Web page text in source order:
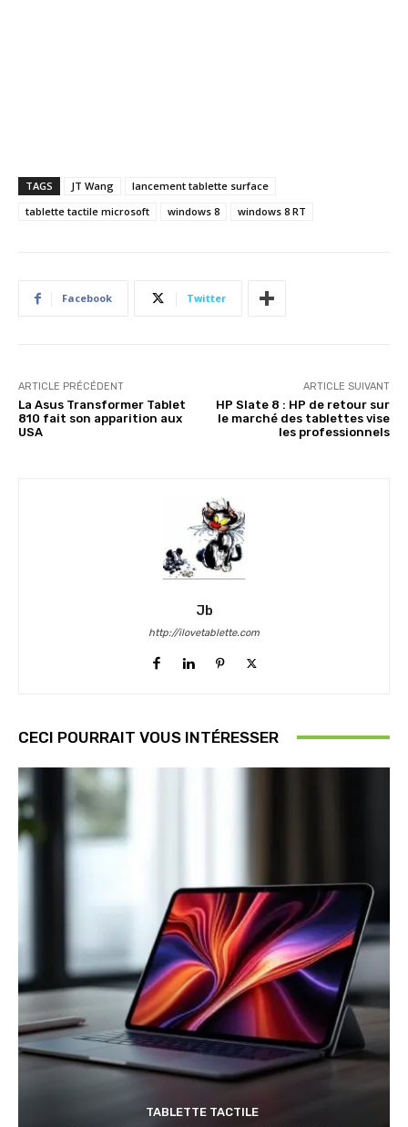
TAGS JT Wang
lancement tablette surface
tablette tactile microsoft
windows 8 windows 8 RT
Facebook Twitter
ARTICLE PRÉCÉDENT
La Asus Transformer Tablet
810 fait son apparition aux
USA
ARTICLE SUIVANT
HP Slate 8 : HP de retour sur
le marché des tablettes vise
les professionnels
Jb
http://ilovetablette.com
CECI POURRAIT VOUS INTÉRESSER
TABLETTE TACTILE